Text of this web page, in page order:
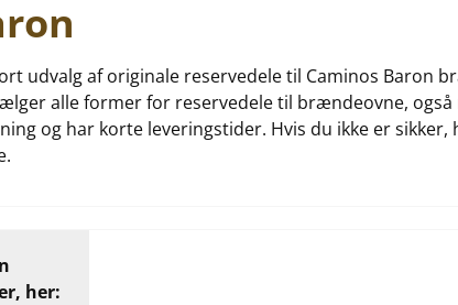
udvalg af originale reservedele til Caminos Baron
alle former for reservedele til brændeovne, også
og har korte leveringstider. Hvis du ikke er sikker,
her: